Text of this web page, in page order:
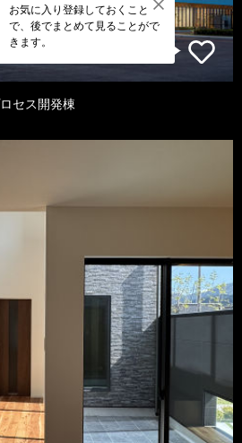
お気に入り登録しておくこと
で、後でまとめて見ることがで
きます。
セス開発棟